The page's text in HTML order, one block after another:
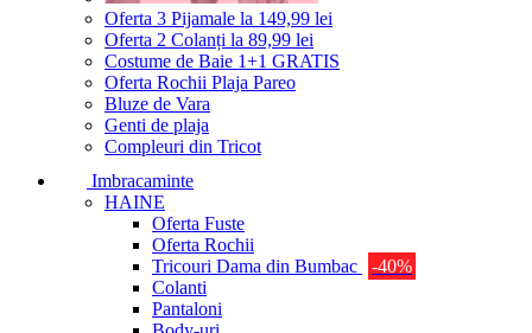
Oferta 3 Pijamale la 149,99 lei
Oferta 2 Colanți la 89,99 lei
Costume de Baie 1+1 GRATIS
Oferta Rochii Plaja Pareo
Bluze de Vara
Genti de plaja
Compleuri din Tricot
Imbracaminte
HAINE
Oferta Fuste
Oferta Rochii
Tricouri Dama din Bumbac
-40%
Colanti
Pantaloni